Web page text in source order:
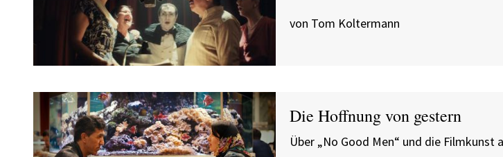
von Tom Koltermann
Die Hoffnung von gestern
Über „No Good Men“ und die Filmkunst